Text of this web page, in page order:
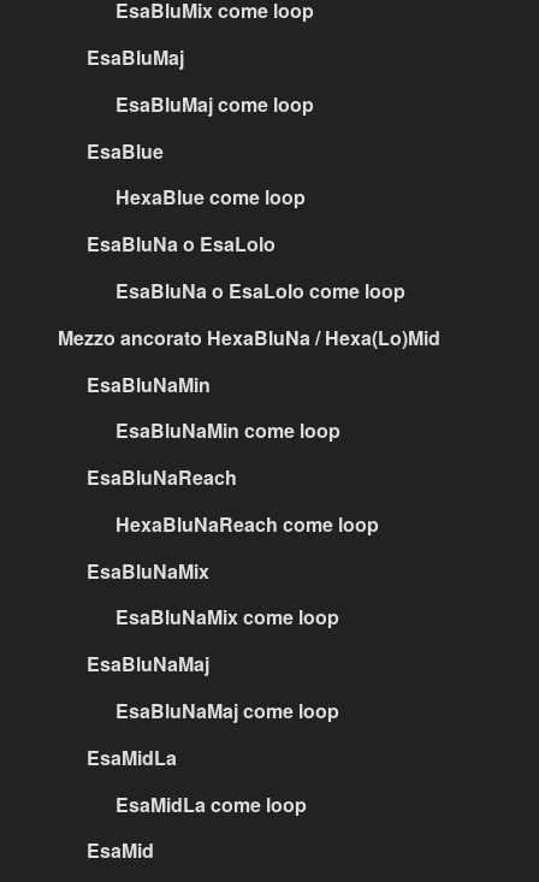
EsaBluMix come loop
EsaBluMaj
EsaBluMaj come loop
EsaBlue
HexaBlue come loop
EsaBluNa o EsaLolo
EsaBluNa o EsaLolo come loop
Mezzo ancorato HexaBluNa / Hexa(Lo)Mid
EsaBluNaMin
EsaBluNaMin come loop
EsaBluNaReach
HexaBluNaReach come loop
EsaBluNaMix
EsaBluNaMix come loop
EsaBluNaMaj
EsaBluNaMaj come loop
EsaMidLa
EsaMidLa come loop
EsaMid